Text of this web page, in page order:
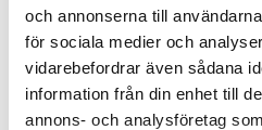
och annonserna till
för sociala medier och
vidarebefordrar även sådana
information från din enhet till
annons- och analysföretag